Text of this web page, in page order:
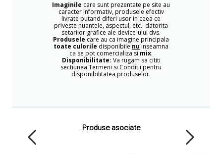
Imaginile care sunt prezentate pe site au
caracter informativ, produsele efectiv
livrate putand diferi usor in ceea ce
priveste nuantele, aspectul, etc.. datorita
setarilor grafice ale device-ului dvs.
Produsele care au ca imagine principala
toate culorile disponibile nu inseamna
ca se pot comercializa si mix.
Disponibilitate: Va rugam sa cititi
sectiunea Termeni si Conditii pentru
disponibilitatea produselor.
Produse asociate